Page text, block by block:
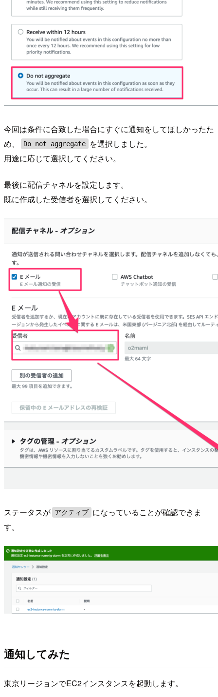
今回は条件に合致した場合にすぐに通知をしてほしかったた
め、
Do not aggregate
を選択しました。
用途に応じて選択してください。
最後に配信チャネルを設定します。
既に作成した受信者を選択してください。
ステータスが アクティブ になっていることが確認できま
す。
通知してみた
東京リージョンでEC2インスタンスを起動します。